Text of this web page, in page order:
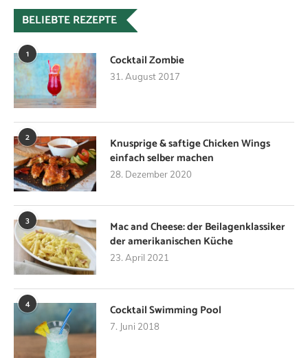
BELIEBTE REZEPTE
1 Cocktail Zombie
31. August 2017
2
Knusprige & saftige Chicken Wings
einfach selber machen
28. Dezember 2020
3
Mac and Cheese: der Beilagenklassiker
der amerikanischen Küche
23. April 2021
4 Cocktail Swimming Pool
7. Juni 2018